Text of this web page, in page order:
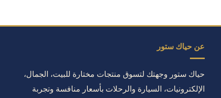
عن حياك ستور
حياك ستور وجهتك لتسوق منتجات مختارة للبيت، الجمال،
الإلكترونيات، السيارة والرحلات بأسعار منافسة وتجربة